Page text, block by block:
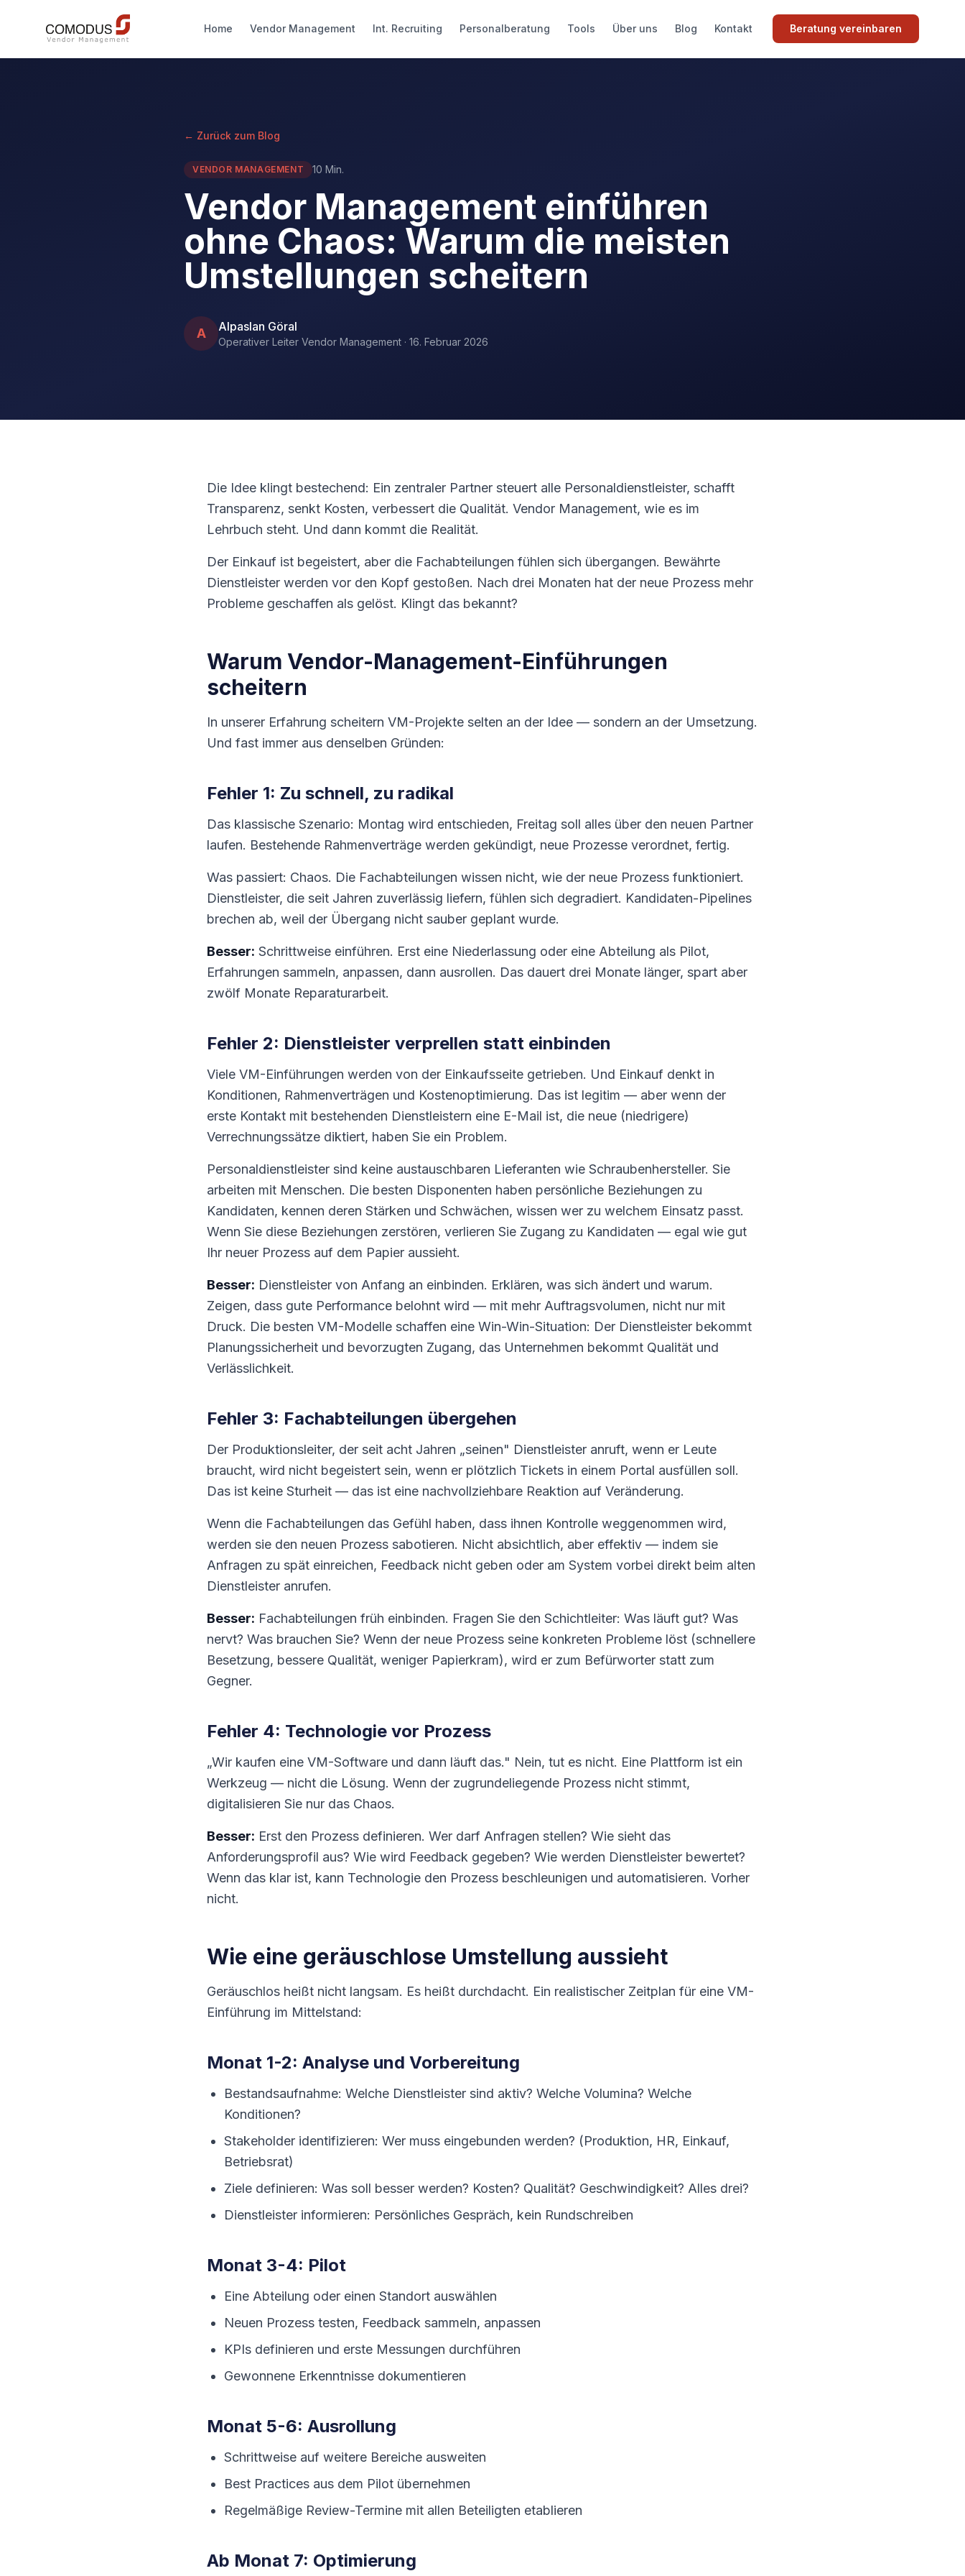
Home Vendor Management Int. Recruiting Personalberatung Tools Über uns Blog Kontakt Beratung vereinbaren
← Zurück zum Blog
VENDOR MANAGEMENT 10 Min.
Vendor Management einführen
ohne Chaos: Warum die meisten
Umstellungen scheitern
A Alpaslan Göral
Operativer Leiter Vendor Management · 16. Februar 2026
Die Idee klingt bestechend: Ein zentraler Partner steuert alle Personaldienstleister, schafft
Transparenz, senkt Kosten, verbessert die Qualität. Vendor Management, wie es im
Lehrbuch steht. Und dann kommt die Realität.
Der Einkauf ist begeistert, aber die Fachabteilungen fühlen sich übergangen. Bewährte
Dienstleister werden vor den Kopf gestoßen. Nach drei Monaten hat der neue Prozess mehr
Probleme geschaffen als gelöst. Klingt das bekannt?
Warum Vendor-Management-Einführungen
scheitern
In unserer Erfahrung scheitern VM-Projekte selten an der Idee — sondern an der Umsetzung.
Und fast immer aus denselben Gründen:
Fehler 1: Zu schnell, zu radikal
Das klassische Szenario: Montag wird entschieden, Freitag soll alles über den neuen Partner
laufen. Bestehende Rahmenverträge werden gekündigt, neue Prozesse verordnet, fertig.
Was passiert: Chaos. Die Fachabteilungen wissen nicht, wie der neue Prozess funktioniert.
Dienstleister, die seit Jahren zuverlässig liefern, fühlen sich degradiert. Kandidaten-Pipelines
brechen ab, weil der Übergang nicht sauber geplant wurde.
Besser: Schrittweise einführen. Erst eine Niederlassung oder eine Abteilung als Pilot,
Erfahrungen sammeln, anpassen, dann ausrollen. Das dauert drei Monate länger, spart aber
zwölf Monate Reparaturarbeit.
Fehler 2: Dienstleister verprellen statt einbinden
Viele VM-Einführungen werden von der Einkaufsseite getrieben. Und Einkauf denkt in
Konditionen, Rahmenverträgen und Kostenoptimierung. Das ist legitim — aber wenn der
erste Kontakt mit bestehenden Dienstleistern eine E-Mail ist, die neue (niedrigere)
Verrechnungssätze diktiert, haben Sie ein Problem.
Personaldienstleister sind keine austauschbaren Lieferanten wie Schraubenhersteller. Sie
arbeiten mit Menschen. Die besten Disponenten haben persönliche Beziehungen zu
Kandidaten, kennen deren Stärken und Schwächen, wissen wer zu welchem Einsatz passt.
Wenn Sie diese Beziehungen zerstören, verlieren Sie Zugang zu Kandidaten — egal wie gut
Ihr neuer Prozess auf dem Papier aussieht.
Besser: Dienstleister von Anfang an einbinden. Erklären, was sich ändert und warum.
Zeigen, dass gute Performance belohnt wird — mit mehr Auftragsvolumen, nicht nur mit
Druck. Die besten VM-Modelle schaffen eine Win-Win-Situation: Der Dienstleister bekommt
Planungssicherheit und bevorzugten Zugang, das Unternehmen bekommt Qualität und
Verlässlichkeit.
Fehler 3: Fachabteilungen übergehen
Der Produktionsleiter, der seit acht Jahren „seinen" Dienstleister anruft, wenn er Leute
braucht, wird nicht begeistert sein, wenn er plötzlich Tickets in einem Portal ausfüllen soll.
Das ist keine Sturheit — das ist eine nachvollziehbare Reaktion auf Veränderung.
Wenn die Fachabteilungen das Gefühl haben, dass ihnen Kontrolle weggenommen wird,
werden sie den neuen Prozess sabotieren. Nicht absichtlich, aber effektiv — indem sie
Anfragen zu spät einreichen, Feedback nicht geben oder am System vorbei direkt beim alten
Dienstleister anrufen.
Besser: Fachabteilungen früh einbinden. Fragen Sie den Schichtleiter: Was läuft gut? Was
nervt? Was brauchen Sie? Wenn der neue Prozess seine konkreten Probleme löst (schnellere
Besetzung, bessere Qualität, weniger Papierkram), wird er zum Befürworter statt zum
Gegner.
Fehler 4: Technologie vor Prozess
„Wir kaufen eine VM-Software und dann läuft das." Nein, tut es nicht. Eine Plattform ist ein
Werkzeug — nicht die Lösung. Wenn der zugrundeliegende Prozess nicht stimmt,
digitalisieren Sie nur das Chaos.
Besser: Erst den Prozess definieren. Wer darf Anfragen stellen? Wie sieht das
Anforderungsprofil aus? Wie wird Feedback gegeben? Wie werden Dienstleister bewertet?
Wenn das klar ist, kann Technologie den Prozess beschleunigen und automatisieren. Vorher
nicht.
Wie eine geräuschlose Umstellung aussieht
Geräuschlos heißt nicht langsam. Es heißt durchdacht. Ein realistischer Zeitplan für eine VM-
Einführung im Mittelstand:
Monat 1-2: Analyse und Vorbereitung
Bestandsaufnahme: Welche Dienstleister sind aktiv? Welche Volumina? Welche
Konditionen?
Stakeholder identifizieren: Wer muss eingebunden werden? (Produktion, HR, Einkauf,
Betriebsrat)
Ziele definieren: Was soll besser werden? Kosten? Qualität? Geschwindigkeit? Alles drei?
Dienstleister informieren: Persönliches Gespräch, kein Rundschreiben
Monat 3-4: Pilot
Eine Abteilung oder einen Standort auswählen
Neuen Prozess testen, Feedback sammeln, anpassen
KPIs definieren und erste Messungen durchführen
Gewonnene Erkenntnisse dokumentieren
Monat 5-6: Ausrollung
Schrittweise auf weitere Bereiche ausweiten
Best Practices aus dem Pilot übernehmen
Regelmäßige Review-Termine mit allen Beteiligten etablieren
Ab Monat 7: Optimierung